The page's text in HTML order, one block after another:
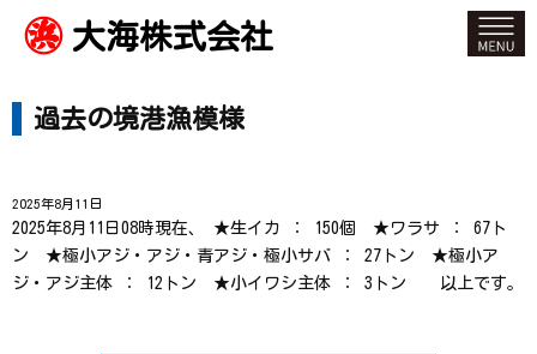
大海株式会社
過去の境港漁模様
2025年8月11日
2025年8月11日08時現在、 ★生イカ ： 150個 ★ワラサ ： 67ト
ン ★極小アジ・アジ・青アジ・極小サバ ： 27トン ★極小ア
ジ・アジ主体 ： 12トン ★小イワシ主体 ： 3トン 以上です。